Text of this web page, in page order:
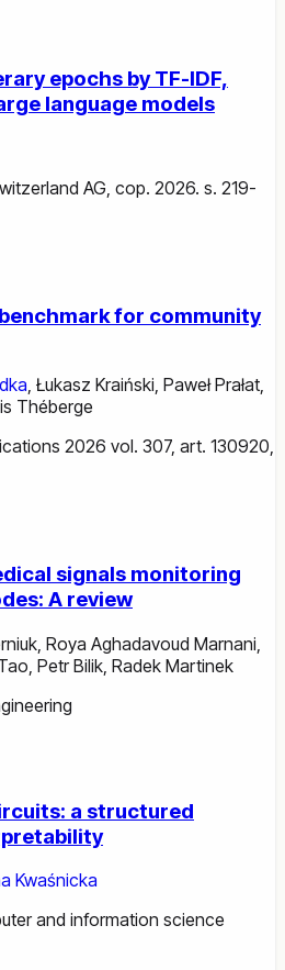
epochs by TF-IDF,
language models
AG, cop. 2026. s. 219-
for community
, Łukasz Kraiński, Paweł Prałat,
Théberge
2026 vol. 307, art. 130920,
signals monitoring
A review
Roya Aghadavoud Marnani
Petr Bilik Radek Martinek
a structured
Kwaśnicka
and information science